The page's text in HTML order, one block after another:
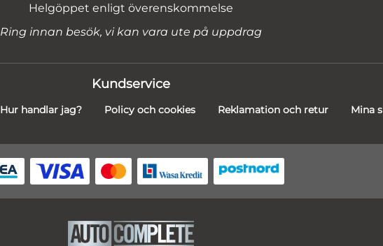
Helgöppet enligt överenskommelse
Ring innan besök, vi kan vara ute på uppdrag
Kundservice
Hur handlar jag? Policy och cookies Reklamation och retur Mina